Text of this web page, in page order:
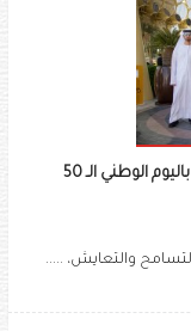
والتعايش، .....